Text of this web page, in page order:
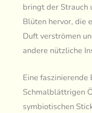
bringt der Strauch
Blüten hervor, die
Duft verströmen
andere nützliche
Eine
Schmalblättrigen
symbiotischen